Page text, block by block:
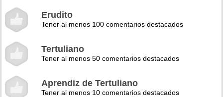
Erudito
Tener al menos 100 comentarios destacados
Tertuliano
Tener al menos 50 comentarios destacados
Aprendiz de Tertuliano
Tener al menos 10 comentarios destacados